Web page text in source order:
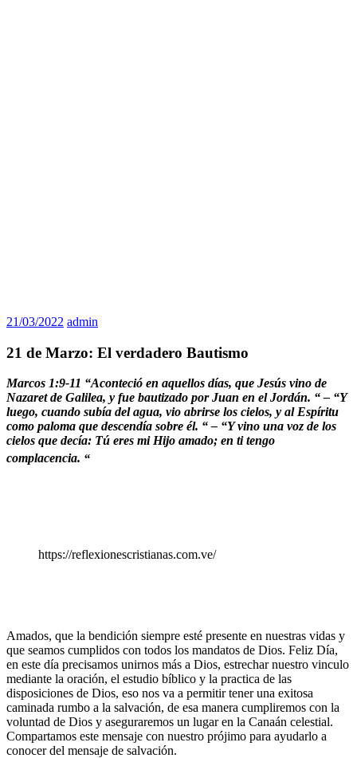
21/03/2022 admin
21 de Marzo: El verdadero Bautismo
Marcos 1:9-11 “Aconteció en aquellos días, que Jesús vino de
Nazaret de Galilea, y fue bautizado por Juan en el Jordán. “ – “Y
luego, cuando subía del agua, vio abrirse los cielos, y al Espíritu
como paloma que descendía sobre él. “ – “Y vino una voz de los
cielos que decía: Tú eres mi Hijo amado; en ti tengo
complacencia. “
https://reflexionescristianas.com.ve/
Amados, que la bendición siempre esté presente en nuestras vidas y
que seamos cumplidos con todos los mandatos de Dios. Feliz Día,
en este día precisamos unirnos más a Dios, estrechar nuestro vinculo
mediante la oración, el estudio bíblico y la practica de las
disposiciones de Dios, eso nos va a permitir tener una exitosa
caminada rumbo a la salvación, de esa manera cumpliremos con la
voluntad de Dios y aseguraremos un lugar en la Canaán celestial.
Compartamos este mensaje con nuestro prójimo para ayudarlo a
conocer del mensaje de salvación.